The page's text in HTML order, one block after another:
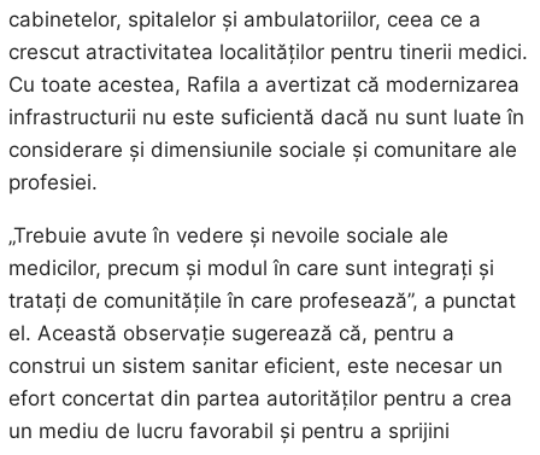
cabinetelor, spitalelor și ambulatoriilor, ceea ce a
crescut atractivitatea localităților pentru tinerii medici.
Cu toate acestea, Rafila a avertizat că modernizarea
infrastructurii nu este suficientă dacă nu sunt luate în
considerare și dimensiunile sociale și comunitare ale
profesiei.
„Trebuie avute în vedere și nevoile sociale ale
medicilor, precum și modul în care sunt integrați și
tratați de comunitățile în care profesează”, a punctat
el. Această observație sugerează că, pentru a
construi un sistem sanitar eficient, este necesar un
efort concertat din partea autorităților pentru a crea
un mediu de lucru favorabil și pentru a sprijini